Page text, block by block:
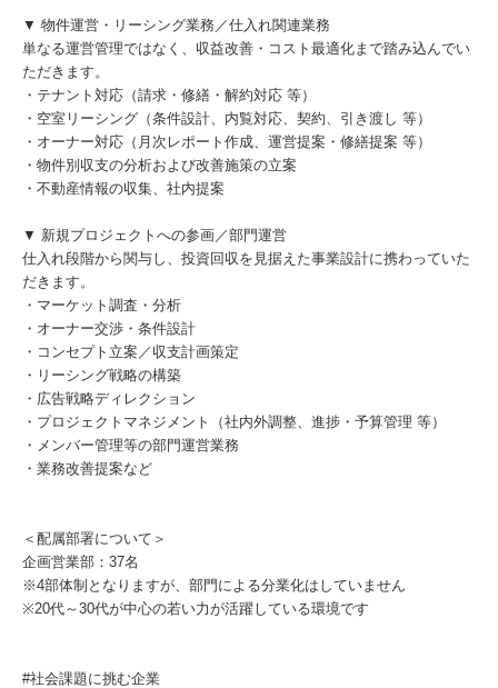
▼ 物件運営・リーシング業務／仕入れ関連業務
単なる運営管理ではなく、収益改善・コスト最適化まで踏み込んでい
ただきます。
・テナント対応（請求・修繕・解約対応 等）
・空室リーシング（条件設計、内覧対応、契約、引き渡し 等）
・オーナー対応（月次レポート作成、運営提案・修繕提案 等）
・物件別収支の分析および改善施策の立案
・不動産情報の収集、社内提案
▼ 新規プロジェクトへの参画／部門運営
仕入れ段階から関与し、投資回収を見据えた事業設計に携わっていた
だきます。
・マーケット調査・分析
・オーナー交渉・条件設計
・コンセプト立案／収支計画策定
・リーシング戦略の構築
・広告戦略ディレクション
・プロジェクトマネジメント（社内外調整、進捗・予算管理 等）
・メンバー管理等の部門運営業務
・業務改善提案など
＜配属部署について＞
企画営業部：37名
※4部体制となりますが、部門による分業化はしていません
※20代～30代が中心の若い力が活躍している環境です
#社会課題に挑む企業